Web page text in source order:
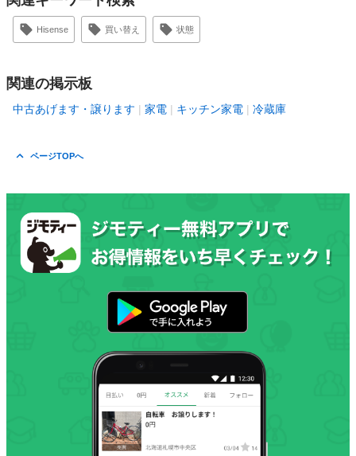
Hisense 買い替え 状態
関連の掲示板
中古あげます・譲ります 家電 キッチン家電 冷蔵庫
ページTOPへ